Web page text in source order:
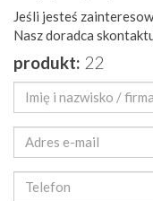
Jeśli jesteś
Nasz doradca
produkt: 22